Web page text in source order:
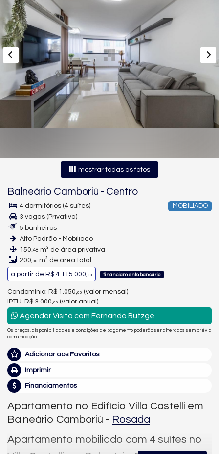
mostrar todas as fotos
Balneário Camboriú - Centro
MOBILIADO
4 dormitórios (4 suítes)
3 vagas (Privativa)
5 banheiros
Alto Padrão - Mobiliado
150,48 m² de área privativa
200,00 m² de área total
a partir de R$ 4.115.000,00 financiamento bancário
Condomínio: R$ 1.050, 00 (valor mensal)
IPTU: R$ 3.000, 00 (valor anual)
Agendar Visita com Fernando Butzge
Os preços, disponibilidades e condições de pagamento poderão ser alterados sem prévia
comunicação.
Adicionar aos Favoritos
Imprimir
Financiamentos
Apartamento no Edifício Villa Castelli em
Balneário Camboriú - Rosada
Apartamento mobiliado com 4 suítes no